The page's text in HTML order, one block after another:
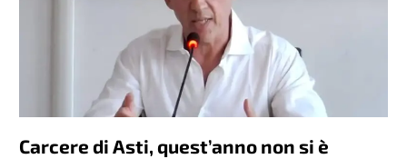
Carcere di Asti, quest’anno non si è